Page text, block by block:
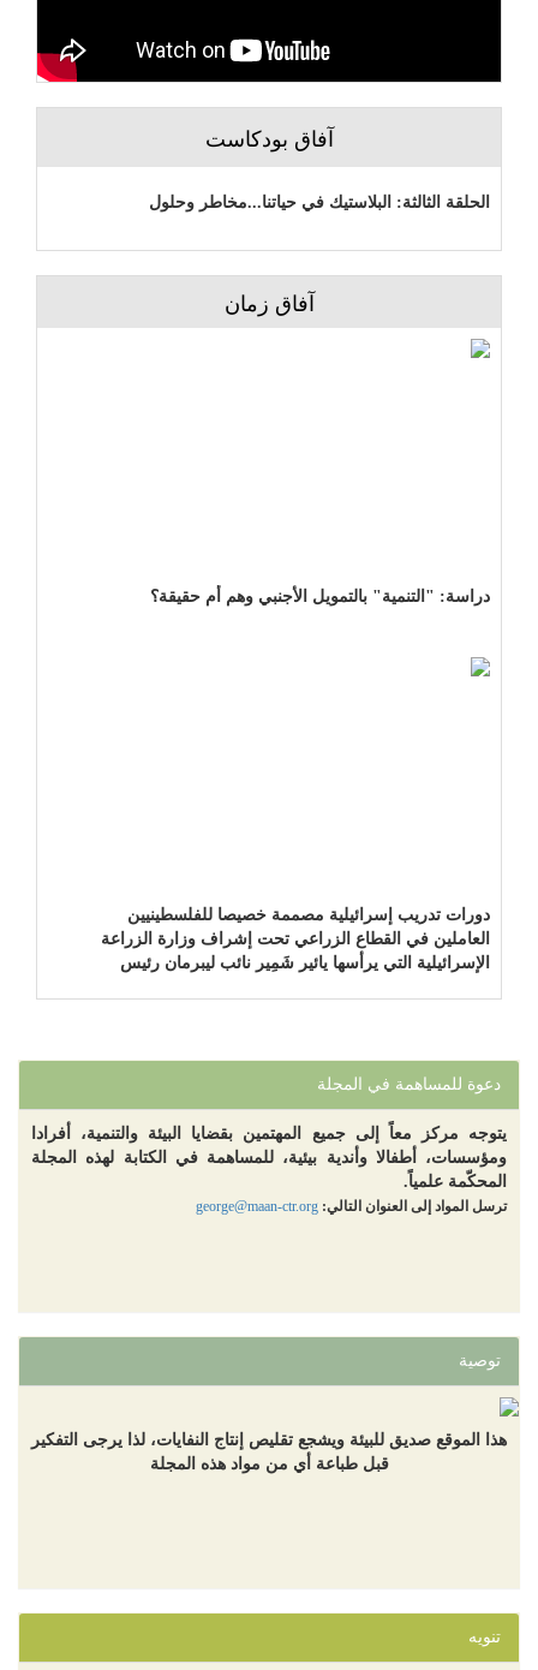
آفاق بودكاست
الحلقة الثالثة: البلاستيك في حياتنا...مخاطر وحلول
آفاق زمان
دراسة: "التنمية" بالتمويل الأجنبي وهم أم حقيقة؟
دورات تدريب إسرائيلية مصممة خصيصا للفلسطينيين
العاملين في القطاع الزراعي تحت إشراف وزارة الزراعة
الإسرائيلية التي يرأسها يائير شَمِير نائب ليبرمان رئيس
دعوة للمساهمة في المجلة
يتوجه مركز معاً إلى جميع المهتمين بقضايا البيئة والتنمية، أفرادا
ومؤسسات، أطفالا وأندية بيئية، للمساهمة في الكتابة لهذه المجلة
المحكّمة علمياً.
ترسل المواد إلى العنوان التالي: george@maan-ctr.org
توصية
هذا الموقع صديق للبيئة ويشجع تقليص إنتاج النفايات، لذا يرجى التفكير
قبل طباعة أي من مواد هذه المجلة
تنويه